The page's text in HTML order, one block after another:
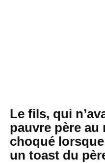
Le fils, qui
pauvre père au
choqué
un toast du